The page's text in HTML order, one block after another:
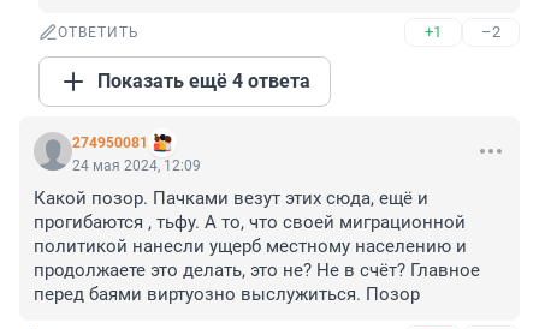
ОТВЕТИТЬ +1 –2
Показать ещё 4 ответа
274950081
24 мая 2024, 12:09
Какой позор. Пачками везут этих сюда, ещё и
прогибаются , тьфу. А то, что своей миграционной
политикой нанесли ущерб местному населению и
продолжаете это делать, это не? Не в счёт? Главное
перед баями виртуозно выслужиться. Позор